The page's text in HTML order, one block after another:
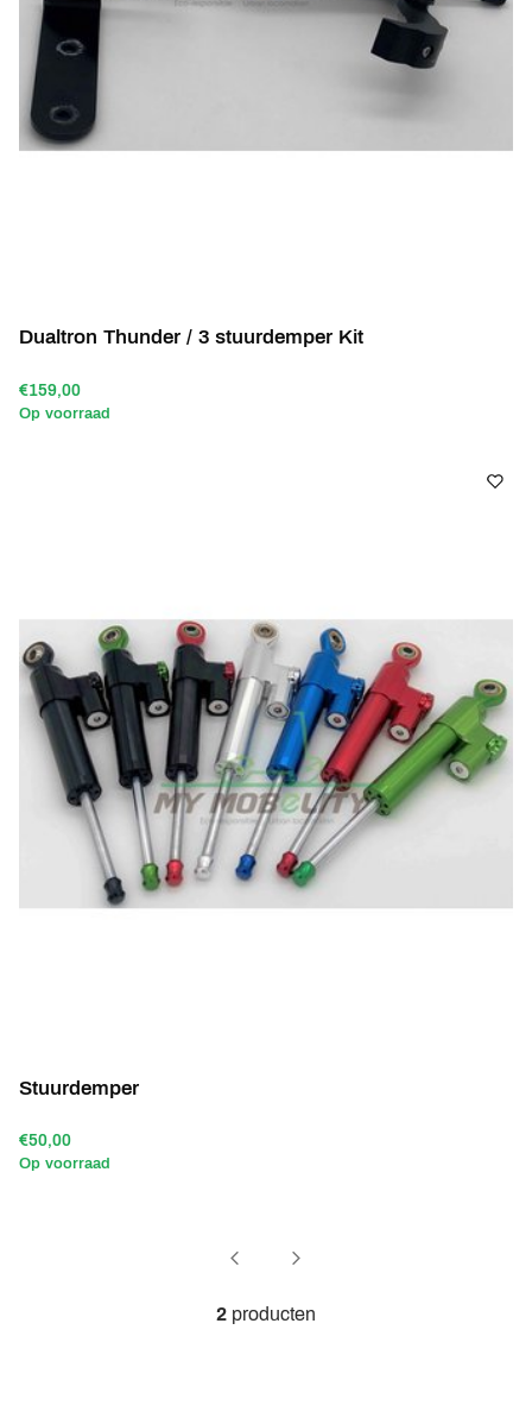
Dualtron Thunder / 3 stuurdemper Kit
€159,00
Op voorraad
Stuurdemper
€50,00
Op voorraad
2 producten